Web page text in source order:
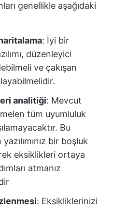
genellikle aşağıdaki
: İyi bir
düzenleyici
ve çakışan
analitiği: Mevcut
tüm uyumluluk
Bu
bir boşluk
eksiklikleri ortaya
atmanız
: Eksikliklerinizi